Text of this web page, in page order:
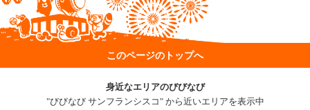
このページのトップへ
身近なエリアのびびなび
"びびなび サンフランシスコ" から近いエリアを表示中